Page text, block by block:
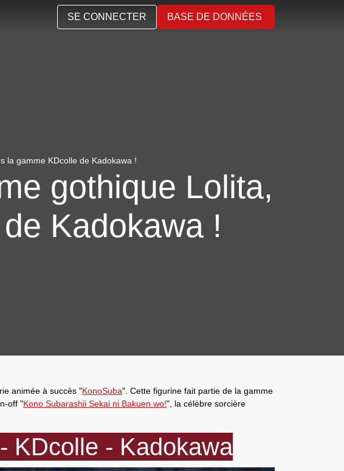
SE CONNECTER BASE DE DONNÉES
la gamme KDcolle de Kadokawa !
gothique Lolita,
Kadokawa !
animée à succès "KonoSuba". Cette figurine fait partie de la gamme
off "Kono Subarashii Sekai ni Bakuen wo!", la célèbre sorcière
KDcolle - Kadokawa